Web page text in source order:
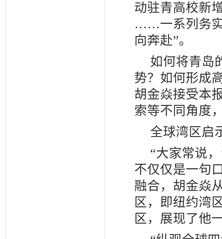
动驻青高校新
……一系列务实
向奔赴”。
如何将青岛
势？如何形成
胡金焱接受本
索等不同角度
全球湾区启
“大家常说
不仅仅是一句
融合，胡金焱
区，即纽约湾
区，展现了他